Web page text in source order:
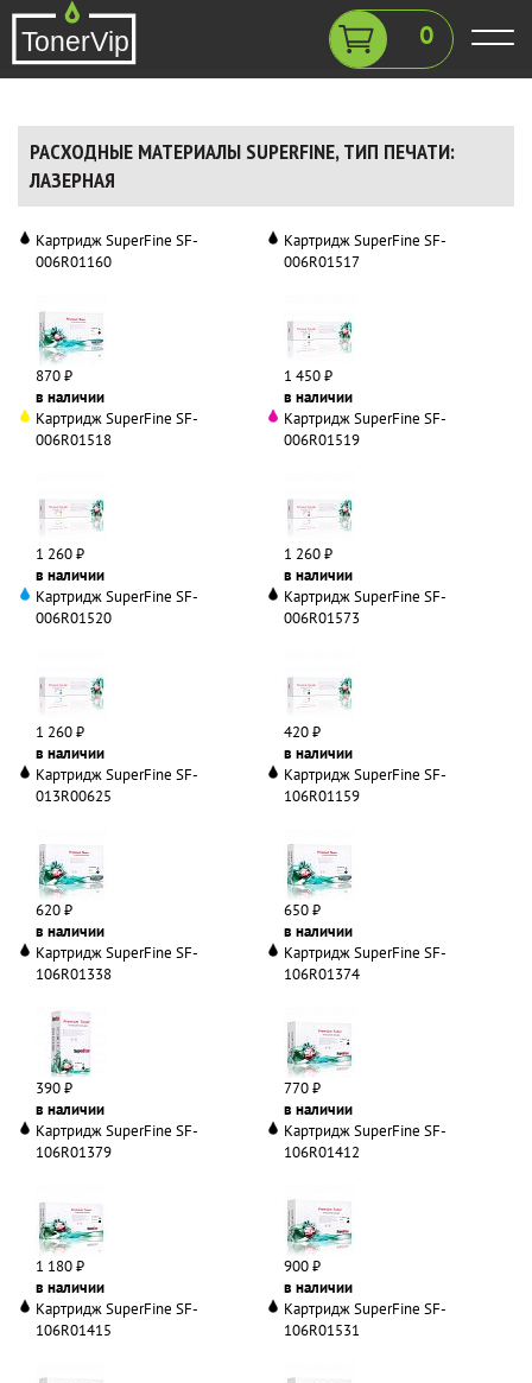
0
РАСХОДНЫЕ МАТЕРИАЛЫ SUPERFINE, ТИП ПЕЧАТИ:
ЛАЗЕРНАЯ
Картридж SuperFine SF-
006R01160
870 ₽
в наличии
Картридж SuperFine SF-
006R01517
1 450 ₽
в наличии
Картридж SuperFine SF-
006R01518
1 260 ₽
в наличии
Картридж SuperFine SF-
006R01519
1 260 ₽
в наличии
Картридж SuperFine SF-
006R01520
1 260 ₽
в наличии
Картридж SuperFine SF-
006R01573
420 ₽
в наличии
Картридж SuperFine SF-
013R00625
620 ₽
в наличии
Картридж SuperFine SF-
106R01159
650 ₽
в наличии
Картридж SuperFine SF-
106R01338
390 ₽
в наличии
Картридж SuperFine SF-
106R01374
770 ₽
в наличии
Картридж SuperFine SF-
106R01379
1 180 ₽
в наличии
Картридж SuperFine SF-
106R01412
900 ₽
в наличии
Картридж SuperFine SF-
106R01415
Картридж SuperFine SF-
106R01531